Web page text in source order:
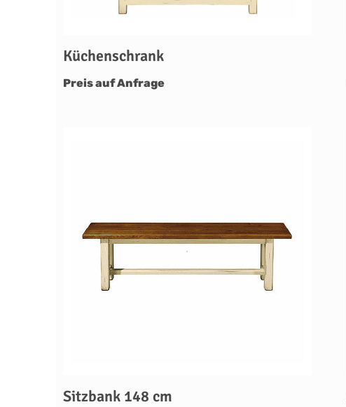
Küchenschrank
Preis auf Anfrage
Sitzbank 148 cm